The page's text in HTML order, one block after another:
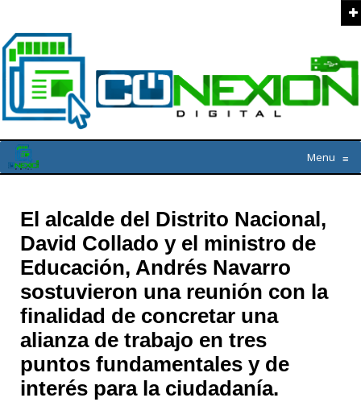
Menu ≡
El alcalde del Distrito Nacional,
David Collado y el ministro de
Educación, Andrés Navarro
sostuvieron una reunión con la
finalidad de concretar una
alianza de trabajo en tres
puntos fundamentales y de
interés para la ciudadanía.